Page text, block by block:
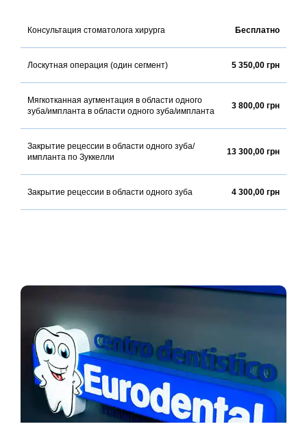
Консультация стоматолога хирурга Бесплатно
Лоскутная операция (один сегмент) 5 350,00 грн
Мягкотканная аугментация в области одного
зуба/импланта в области одного зуба/импланта
3 800,00 грн
Закрытие рецессии в области одного зуба/
импланта по Зуккелли
13 300,00 грн
Закрытие рецессии в области одного зуба 4 300,00 грн